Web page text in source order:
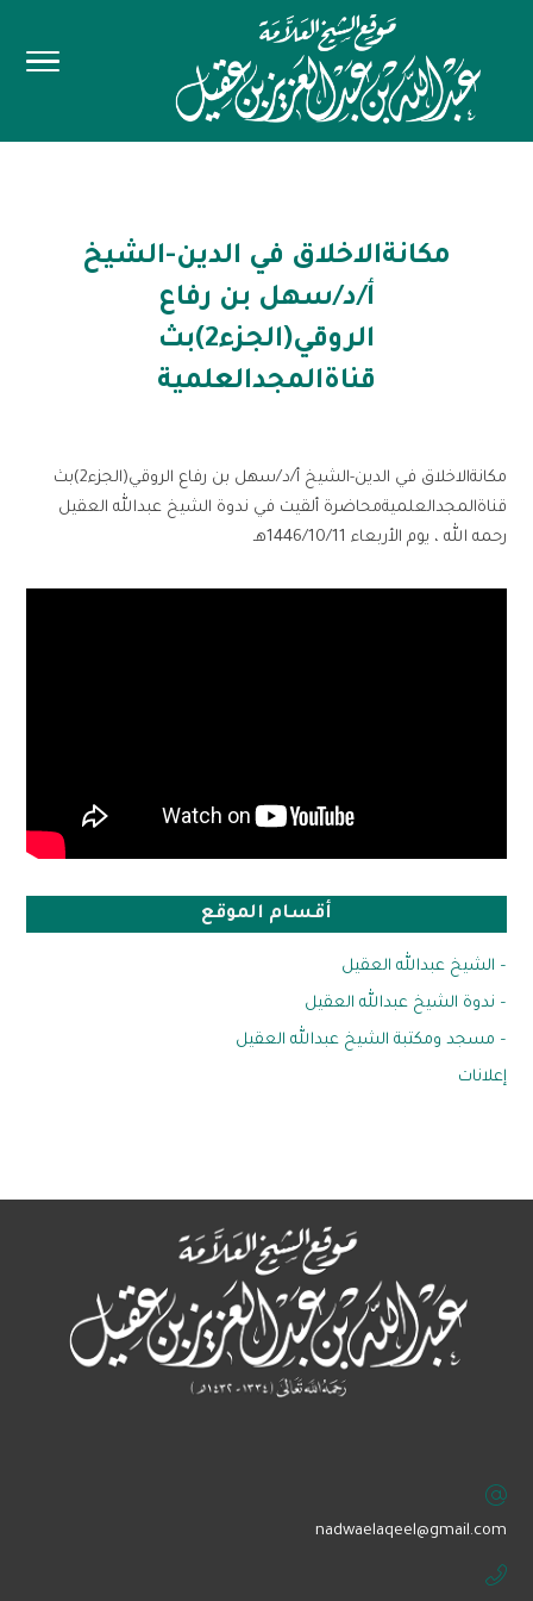
مكانةالاخلاق في الدين-الشيخ
أ/د/سهل بن رفاع
الروقي(الجزء2)بث
قناةالمجدالعلمية
مكانةالاخلاق في الدين-الشيخ أ/د/سهل بن رفاع الروقي(الجزء2)بث
قناةالمجدالعلميةمحاضرة ألقيت في ندوة الشيخ عبدالله العقيل
رحمه الله ، يوم الأربعاء 1446/10/11هـ
أقسام الموقع
– الشيخ عبدالله العقيل
– ندوة الشيخ عبدالله العقيل
– مسجد ومكتبة الشيخ عبدالله العقيل
إعلانات
‏nadwaelaqeel@gmail.com